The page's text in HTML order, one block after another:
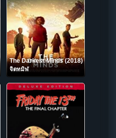
The Darkest Minds (2018)
จิตทมิฬ